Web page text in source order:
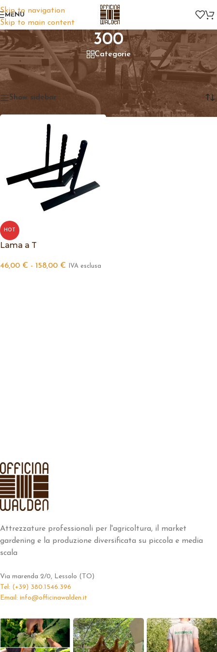
Skip to navigation
Skip to main content
MENU
300
Categorie
Home/Prodotto Larghezza (mm)/300
Visualizzazione del risultato
Show sidebar
HOT
Lama a T
46,00 € - 158,00 € IVA esclusa
Attrezzature professionali per l'agricoltura, il market
gardening e la produzione diversificata su piccola e media
scala
Via marenda 2/0, Lessolo (TO)
Tel: (+39) 380.1546.396
Email: info@officinawalden.it